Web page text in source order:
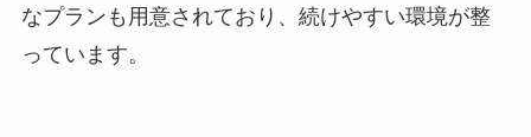
なプランも用意されており、続けやすい環境が整
っています。